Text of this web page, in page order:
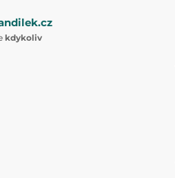
kdykoliv